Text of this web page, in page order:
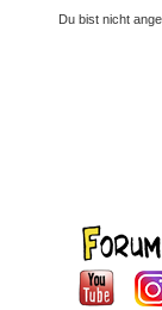
Du bist nicht